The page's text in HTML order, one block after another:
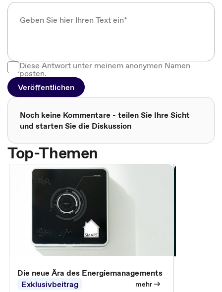
Diese Antwort unter meinem anonymen Namen
posten.
Veröffentlichen
Noch keine Kommentare - teilen Sie Ihre Sicht
und starten Sie die Diskussion
Top-Themen
Die neue Ära des Energiemanagements
Exklusivbeitrag
mehr